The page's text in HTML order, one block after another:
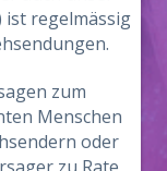
ist regelmässig
zum
Menschen
oder